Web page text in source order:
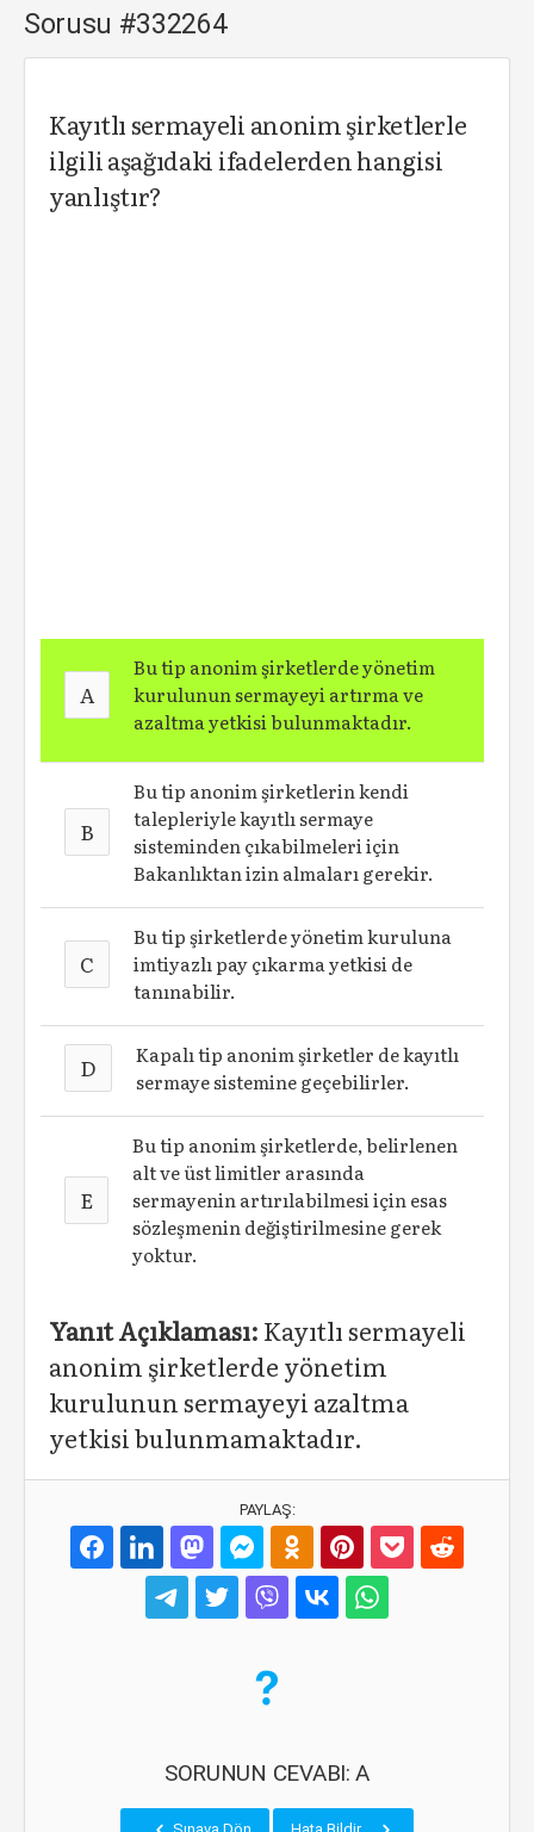
Sorusu #332264
Kayıtlı sermayeli anonim şirketlerle
ilgili aşağıdaki ifadelerden hangisi
yanlıştır?
A
Bu tip anonim şirketlerde yönetim
kurulunun sermayeyi artırma ve
azaltma yetkisi bulunmaktadır.
B
Bu tip anonim şirketlerin kendi
talepleriyle kayıtlı sermaye
sisteminden çıkabilmeleri için
Bakanlıktan izin almaları gerekir.
C
Bu tip şirketlerde yönetim kuruluna
imtiyazlı pay çıkarma yetkisi de
tanınabilir.
D
Kapalı tip anonim şirketler de kayıtlı
sermaye sistemine geçebilirler.
E
Bu tip anonim şirketlerde, belirlenen
alt ve üst limitler arasında
sermayenin artırılabilmesi için esas
sözleşmenin değiştirilmesine gerek
yoktur.
Yanıt Açıklaması: Kayıtlı sermayeli
anonim şirketlerde yönetim
kurulunun sermayeyi azaltma
yetkisi bulunmamaktadır.
PAYLAŞ:
SORUNUN CEVABI: A